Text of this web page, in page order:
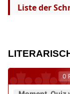
Liste der
0